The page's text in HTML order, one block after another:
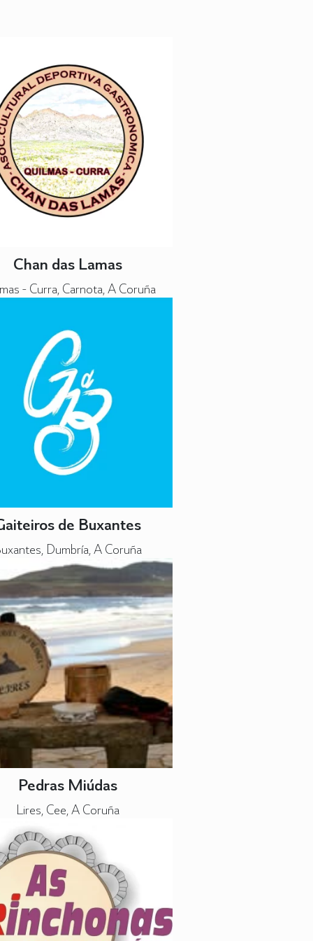
Chan das Lamas
- Curra, Carnota, A Coruña
de Buxantes
Dumbría, A Coruña
Pedras Miúdas
Lires, Cee, A Coruña